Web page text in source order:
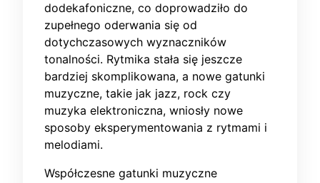
dodekafoniczne, co doprowadziło do
zupełnego oderwania się od
dotychczasowych wyznaczników
tonalności. Rytmika stała się jeszcze
bardziej skomplikowana, a nowe gatunki
muzyczne, takie jak jazz, rock czy
muzyka elektroniczna, wniosły nowe
sposoby eksperymentowania z rytmami i
melodiami.
Współczesne gatunki muzyczne